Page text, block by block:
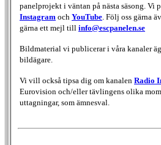
panelprojekt i väntan på nästa säsong. Vi
Instagram och YouTube . Följ oss gärna
gärna ett mejl till info@escpanelen.se
Bildmaterial vi publicerar i våra kanaler
bildägare.
Vi vill också tipsa dig om kanalen Radio
Eurovision och/eller tävlingens olika
uttagningar, som ämnesval.